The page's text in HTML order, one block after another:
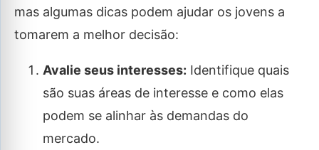
mas algumas dicas podem ajudar os jovens a
tomarem a melhor decisão:
Avalie seus interesses: Identifique quais
são suas áreas de interesse e como elas
podem se alinhar às demandas do
mercado.